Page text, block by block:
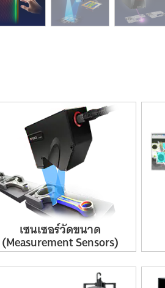
ก่อนหน้า เล่น
ถั
เซนเซอร์วัดขนาด
(MeasurementSensors)